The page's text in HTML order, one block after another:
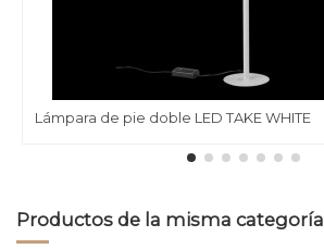
Lámpara de pie doble LED TAKE WHITE
Productos de la misma categoría